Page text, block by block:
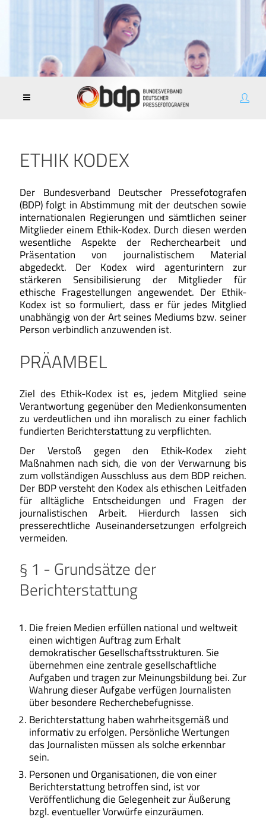
ETHIK KODEX
Der Bundesverband Deutscher Pressefotografen
(BDP) folgt in Abstimmung mit der deutschen sowie
internationalen Regierungen und sämtlichen seiner
Mitglieder einem Ethik-Kodex. Durch diesen werden
wesentliche Aspekte der Recherchearbeit und
Präsentation von journalistischem Material
abgedeckt. Der Kodex wird agenturintern zur
stärkeren Sensibilisierung der Mitglieder für
ethische Fragestellungen angewendet. Der Ethik-
Kodex ist so formuliert, dass er für jedes Mitglied
unabhängig von der Art seines Mediums bzw. seiner
Person verbindlich anzuwenden ist.
PRÄAMBEL
Ziel des Ethik-Kodex ist es, jedem Mitglied seine
Verantwortung gegenüber den Medienkonsumenten
zu verdeutlichen und ihn moralisch zu einer fachlich
fundierten Berichterstattung zu verpflichten.
Der Verstoß gegen den Ethik-Kodex zieht
Maßnahmen nach sich, die von der Verwarnung bis
zum vollständigen Ausschluss aus dem BDP reichen.
Der BDP versteht den Kodex als ethischen Leitfaden
für alltägliche Entscheidungen und Fragen der
journalistischen Arbeit. Hierdurch lassen sich
presserechtliche Auseinandersetzungen erfolgreich
vermeiden.
§ 1 - Grundsätze der
Berichterstattung
Die freien Medien erfüllen national und weltweit
einen wichtigen Auftrag zum Erhalt
demokratischer Gesellschaftsstrukturen. Sie
übernehmen eine zentrale gesellschaftliche
Aufgaben und tragen zur Meinungsbildung bei. Zur
Wahrung dieser Aufgabe verfügen Journalisten
über besondere Recherchebefugnisse.
Berichterstattung haben wahrheitsgemäß und
informativ zu erfolgen. Persönliche Wertungen
das Journalisten müssen als solche erkennbar
sein.
Personen und Organisationen, die von einer
Berichterstattung betroffen sind, ist vor
Veröffentlichung die Gelegenheit zur Äußerung
bzgl. eventueller Vorwürfe einzuräumen.